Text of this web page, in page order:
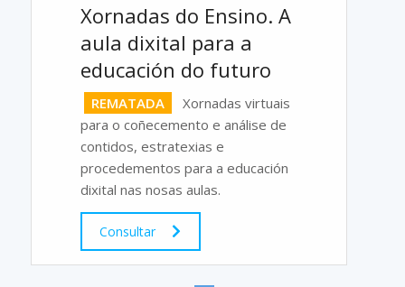
Xornadas do Ensino. A
aula dixital para a
educación do futuro
REMATADA
Xornadas virtuais
para o coñecemento e análise de
contidos, estratexias e
procedementos para a educación
dixital nas nosas aulas.
Consultar